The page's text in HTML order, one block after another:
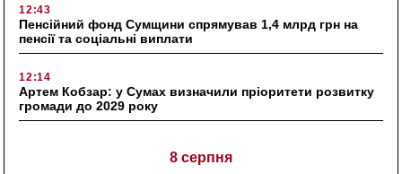
12:43
Пенсійний фонд Сумщини спрямував 1,4 млрд грн на
пенсії та соціальні виплати
12:14
Артем Кобзар: у Сумах визначили пріоритети розвитку
громади до 2029 року
8 серпня